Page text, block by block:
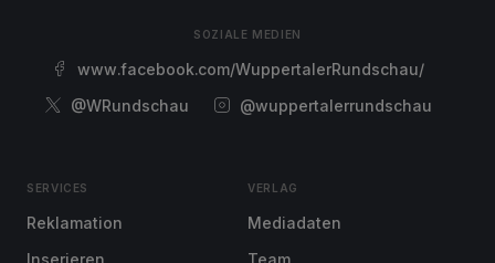
SOZIALE MEDIEN
www.facebook.com/WuppertalerRundschau/
@WRundschau
@wuppertalerrundschau
SERVICES
Reklamation
Inserieren
VERLAG
Mediadaten
Team